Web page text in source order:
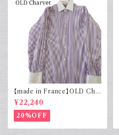
【made in France】OLD Cha
rvet ストライプ 切り替え 紫
¥22,240
20%OFF